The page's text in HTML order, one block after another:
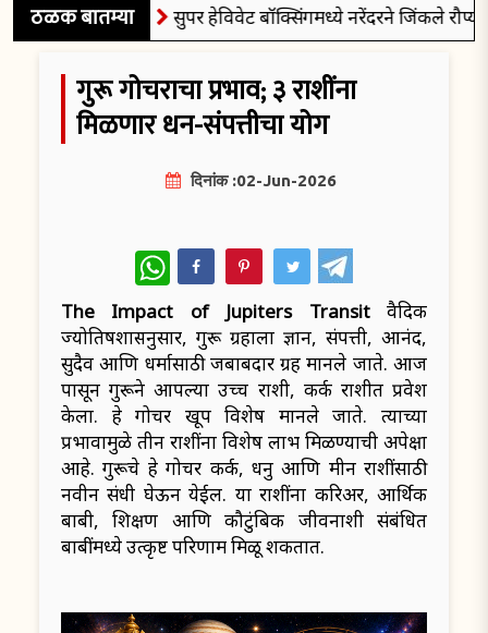
ठळक बातम्यासुपर हेविवेट बॉक्सिंगमध्ये नरेंदरने जिंकले रौप्यपदक
गुरू गोचराचा प्रभाव; ३ राशींना
मिळणार धन-संपत्तीचा योग
दिनांक :02-Jun-2026
WhatsApp
The Impact of Jupiters Transitवैदिक
ज्योतिषशास्त्रानुसार, गुरू ग्रहाला ज्ञान, संपत्ती, आनंद,
सुदैव आणि धर्मासाठी जबाबदार ग्रह मानले जाते. आज
पासून गुरूने आपल्या उच्च राशी, कर्क राशीत प्रवेश
केला. हे गोचर खूप विशेष मानले जाते. त्याच्या
प्रभावामुळे तीन राशींना विशेष लाभ मिळण्याची अपेक्षा
आहे. गुरूचे हे गोचर कर्क, धनु आणि मीन राशींसाठी
नवीन संधी घेऊन येईल. या राशींना करिअर, आर्थिक
बाबी, शिक्षण आणि कौटुंबिक जीवनाशी संबंधित
बाबींमध्ये उत्कृष्ट परिणाम मिळू शकतात.